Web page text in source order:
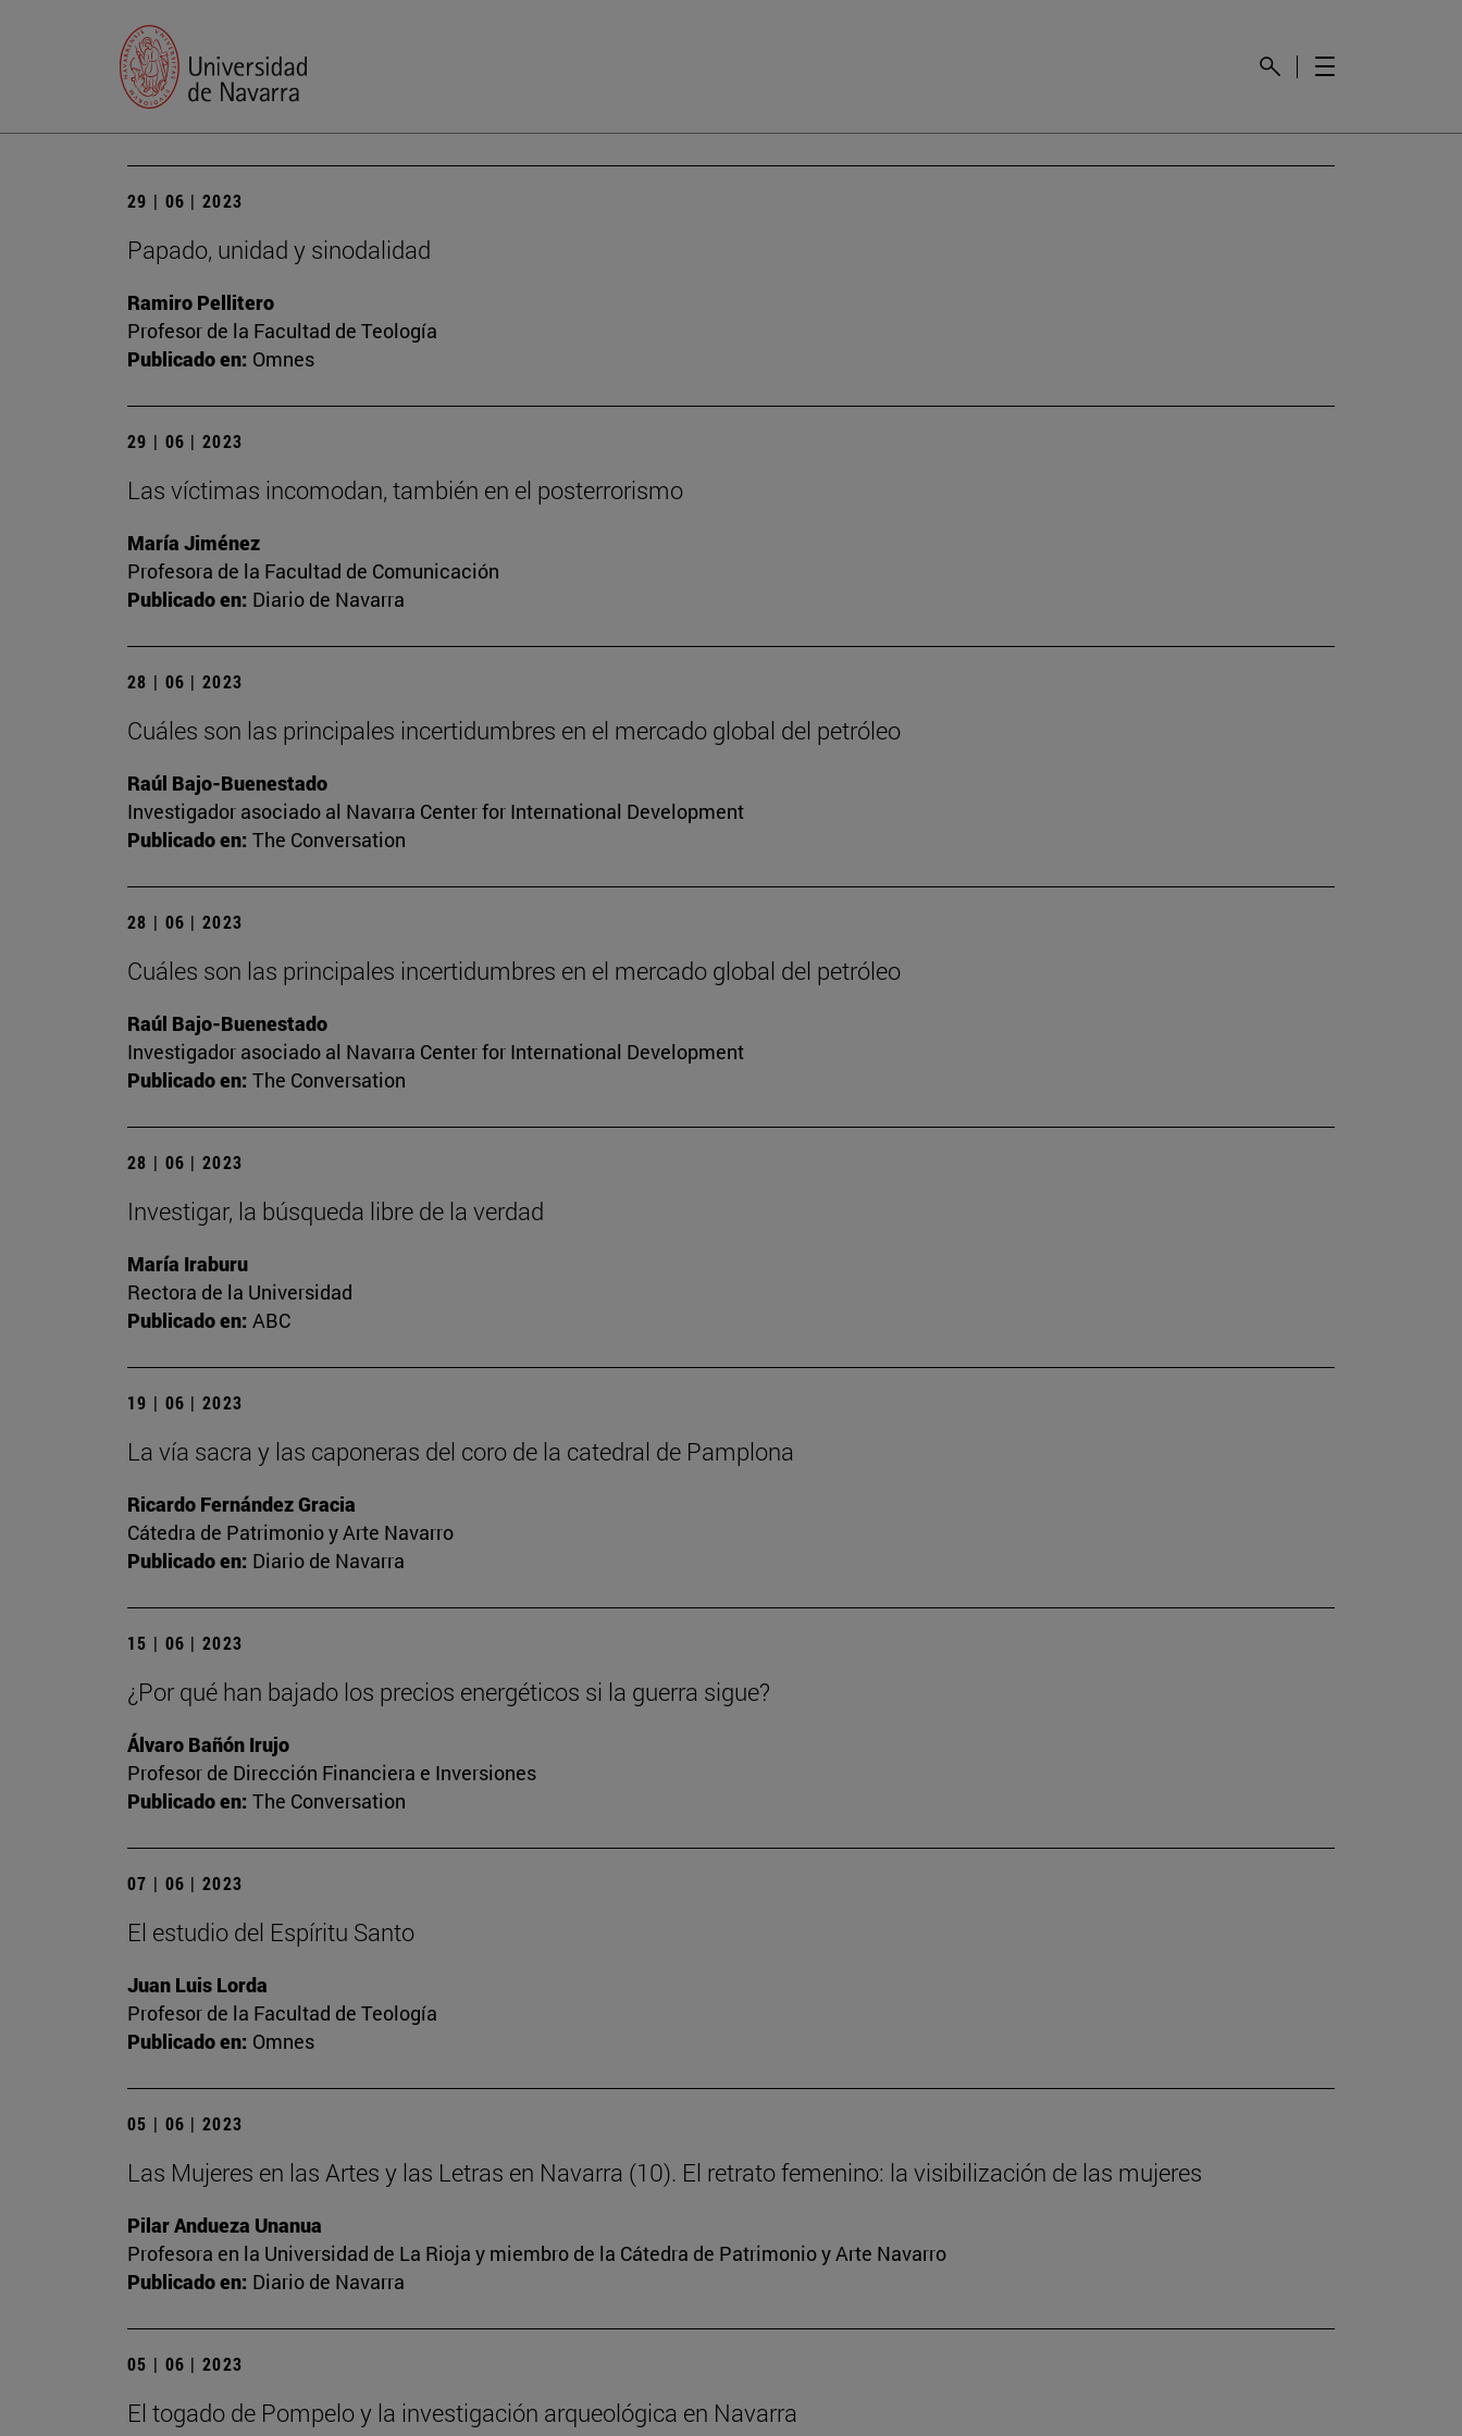
29 | 06 | 2023
Papado, unidad y sinodalidad
Ramiro Pellitero
Profesor de la Facultad de Teología
Publicado en: Omnes
29 | 06 | 2023
Las víctimas incomodan, también en el posterrorismo
María Jiménez
Profesora de la Facultad de Comunicación
Publicado en: Diario de Navarra
28 | 06 | 2023
Cuáles son las principales incertidumbres en el mercado global del petróleo
Raúl Bajo-Buenestado
Investigador asociado al Navarra Center for International Development
Publicado en: The Conversation
28 | 06 | 2023
Cuáles son las principales incertidumbres en el mercado global del petróleo
Raúl Bajo-Buenestado
Investigador asociado al Navarra Center for International Development
Publicado en: The Conversation
28 | 06 | 2023
Investigar, la búsqueda libre de la verdad
María Iraburu
Rectora de la Universidad
Publicado en: ABC
19 | 06 | 2023
La vía sacra y las caponeras del coro de la catedral de Pamplona
Ricardo Fernández Gracia
Cátedra de Patrimonio y Arte Navarro
Publicado en: Diario de Navarra
15 | 06 | 2023
¿Por qué han bajado los precios energéticos si la guerra sigue?
Álvaro Bañón Irujo
Profesor de Dirección Financiera e Inversiones
Publicado en: The Conversation
07 | 06 | 2023
El estudio del Espíritu Santo
Juan Luis Lorda
Profesor de la Facultad de Teología
Publicado en: Omnes
05 | 06 | 2023
Las Mujeres en las Artes y las Letras en Navarra (10). El retrato femenino: la visibilización de las mujeres
Pilar Andueza Unanua
Profesora en la Universidad de La Rioja y miembro de la Cátedra de Patrimonio y Arte Navarro
Publicado en: Diario de Navarra
05 | 06 | 2023
El togado de Pompelo y la investigación arqueológica en Navarra